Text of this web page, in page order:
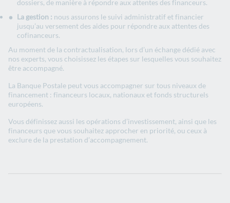
dossiers, de manière à répondre aux attentes des financeurs.
La gestion : nous assurons le suivi administratif et financier
jusqu’au versement des aides pour répondre aux attentes des
cofinanceurs.
Au moment de la contractualisation, lors d’un échange dédié avec
nos experts, vous choisissez les étapes sur lesquelles vous souhaitez
être accompagné.
La Banque Postale peut vous accompagner sur tous niveaux de
financement : financeurs locaux, nationaux et fonds structurels
européens.
Vous définissez aussi les opérations d’investissement, ainsi que les
financeurs que vous souhaitez approcher en priorité, ou ceux à
exclure de la prestation d’accompagnement.